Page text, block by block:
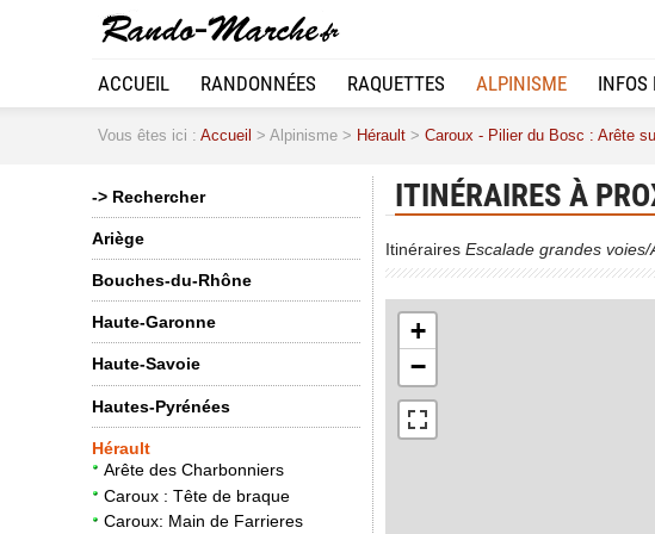
ACCUEIL RANDONNÉES RAQUETTES ALPINISME INFOS
Vous êtes ici : Accueil > Alpinisme > Hérault > Caroux - Pilier du Bosc : Arête
-> Rechercher
Ariège
Bouches-du-Rhône
Haute-Garonne
Haute-Savoie
Hautes-Pyrénées
Hérault
Arête des Charbonniers
Caroux : Tête de braque
Caroux: Main de Farrieres
ITINÉRAIRES À
Itinéraires Escalade grandes voies/
+
−